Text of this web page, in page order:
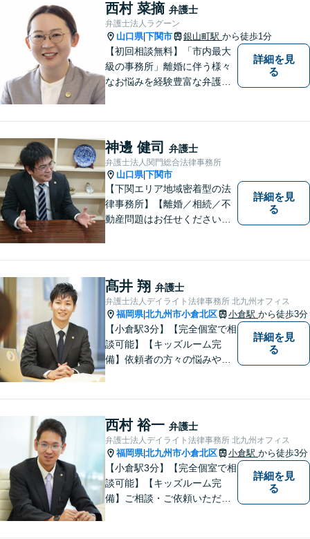
西村 菜摘 弁護士
弁護士法人ラグーン
山口県|下関市 銀山町駅 から徒歩1分
【初回相談無料】「市内最大
級の事務所」離婚に伴う様々
なお悩みを経験豊富な弁護士
相談・年間150件以上」【子
連れ相談可】【休日・夜間相
談対応】
詳細を見
る
神邊 健司 弁護士
弁護士法人関門総合法律事務所
山口県|下関市
【下関エリア地域密着型の法
律事務所】【離婚／相続／不
動産問題はお任せください】
相談ください。お一人おひと
りの声を大切にし、適切な解
決方法をご提案いたします。
詳細を見
る
髙井 翔 弁護士
弁護士法人デイライト法律事務所 北九州オフィス
福岡県|北九州市小倉北区 小倉駅 から徒歩3分
【小倉駅3分】【完全個室で相
談可能】【キッズルーム完
備】依頼者の方々の悩みや、
きればと考えています。ぜひ
お気軽にご相談ください。誠
心誠意対応させていただきま
す。
詳細を見
る
西村 裕一 弁護士
弁護士法人デイライト法律事務所 北九州オフィス
福岡県|北九州市小倉北区 小倉駅 から徒歩3分
【小倉駅3分】【完全個室で相
談可能】【キッズルーム完
備】ご相談・ご依頼いただい
詳細を見
る